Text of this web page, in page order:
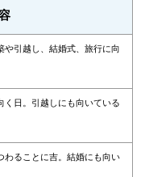
や引越し、結婚式、旅行に向
く日。引越しにも向いている
わることに吉。結婚にも向い